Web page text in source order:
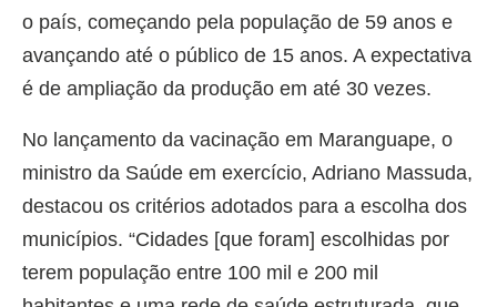
o país, começando pela população de 59 anos e
avançando até o público de 15 anos. A expectativa
é de ampliação da produção em até 30 vezes.
No lançamento da vacinação em Maranguape, o
ministro da Saúde em exercício, Adriano Massuda,
destacou os critérios adotados para a escolha dos
municípios. “Cidades [que foram] escolhidas por
terem população entre 100 mil e 200 mil